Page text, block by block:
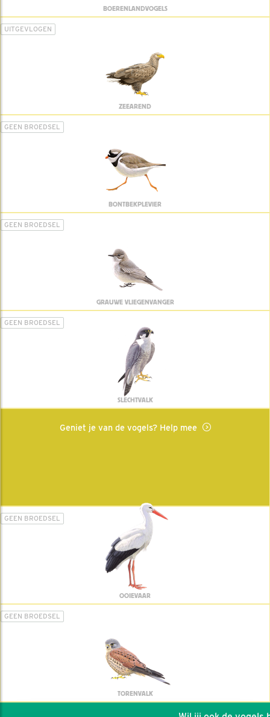
BOERENLANDVOGELS
UITGEVLOGEN
ZEEAREND
GEEN BROEDSEL
BONTBEKPLEVIER
GEEN BROEDSEL
GRAUWE VLIEGENVANGER
GEEN BROEDSEL
SLECHTVALK
Geniet je van de vogels? Help mee
GEEN BROEDSEL
OOIEVAAR
GEEN BROEDSEL
TORENVALK